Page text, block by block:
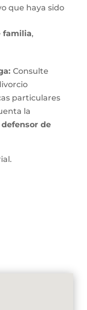
que haya sido
familia,
: Consulte
particulares
la
defensor de